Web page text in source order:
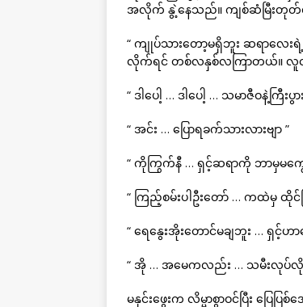
အလိုက် နွဲ့နေသည်။ ကျစ်ဆံမြီးတု
“ ကျုပ်သားတော့မရှိဘူး ဆရာလေး
လိုက်ရင် တစ်လနှစ်လကြာတယ်။ လူ
“ ဒါပေါ့ … ဒါပေါ့ … သမာဇီဝနဲ့ကြီ
“ အင်း … ပြောရခက်သားလားဗျာ ”
“ ကိုကြွက်နီ … ရှင့်ဆရာကို ဘာမှမကျွ
“ ကြည့်စမ်းပါဦးတော် … ကထဲမှ ထိုင်ပ
“ ရေနွေးအိုးတောင်မချဘူး … ရှင့်ဟ
“ အို … အမေကလည်း … သမီးလုပ်လို
မနှင်းဖွေးက လိမ္မာစွာဝင်ပြီး ပြ